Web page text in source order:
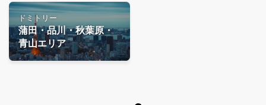
ドミトリー
蒲田・品川・秋葉原・
青山エリア